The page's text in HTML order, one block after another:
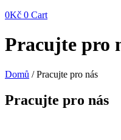
0Kč 0 Cart
Pracujte pro
Domů / Pracujte pro nás
Pracujte pro nás